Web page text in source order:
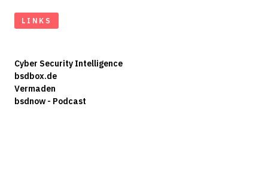
LINKS
Cyber Security Intelligence
bsdbox.de
Vermaden
bsdnow - Podcast